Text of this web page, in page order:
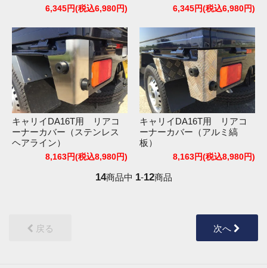
6,345円(税込6,980円) 6,345円(税込6,980円)
キャリイDA16T用 リアコ
ーナーカバー（ステンレス
ヘアライン）
8,163円(税込8,980円)
キャリイDA16T用 リアコ
ーナーカバー（アルミ縞
板）
8,163円(税込8,980円)
14商品中 1-12商品
戻る 次へ